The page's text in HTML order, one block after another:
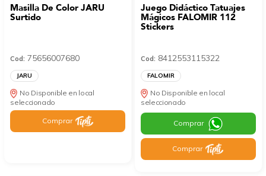
Masilla De Color JARU
Surtido
Cod: 75656007680
JARU
No Disponible en local
seleccionado
Comprar
Juego Didáctico Tatuajes
Mágicos FALOMIR 112
Stickers
Cod: 8412553115322
FALOMIR
No Disponible en local
seleccionado
Comprar
Comprar